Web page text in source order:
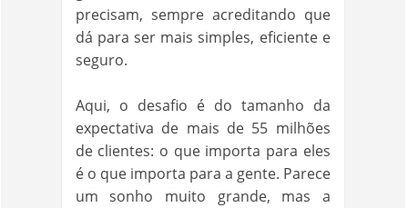
precisam, sempre acreditando que
dá para ser mais simples, eficiente e
seguro.
Aqui, o desafio é do tamanho da
expectativa de mais de 55 milhões
de clientes: o que importa para eles
é o que importa para a gente. Parece
um sonho muito grande, mas a